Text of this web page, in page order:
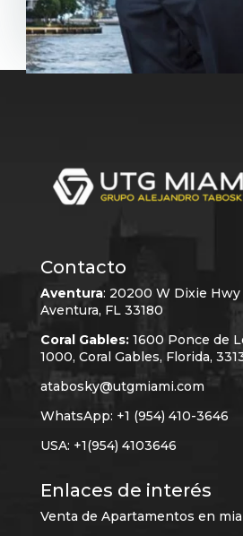
Contacto
Aventura: 20200 W Dixie Hwy
Aventura, FL 33180
Coral Gables:1600 Ponce de
1000, Coral Gables, Florida,
atabosky@utgmiami.com
WhatsApp: +1 (954) 410-3646
USA: +1(954) 4103646
Enlaces de interés
Venta de Apartamentos en